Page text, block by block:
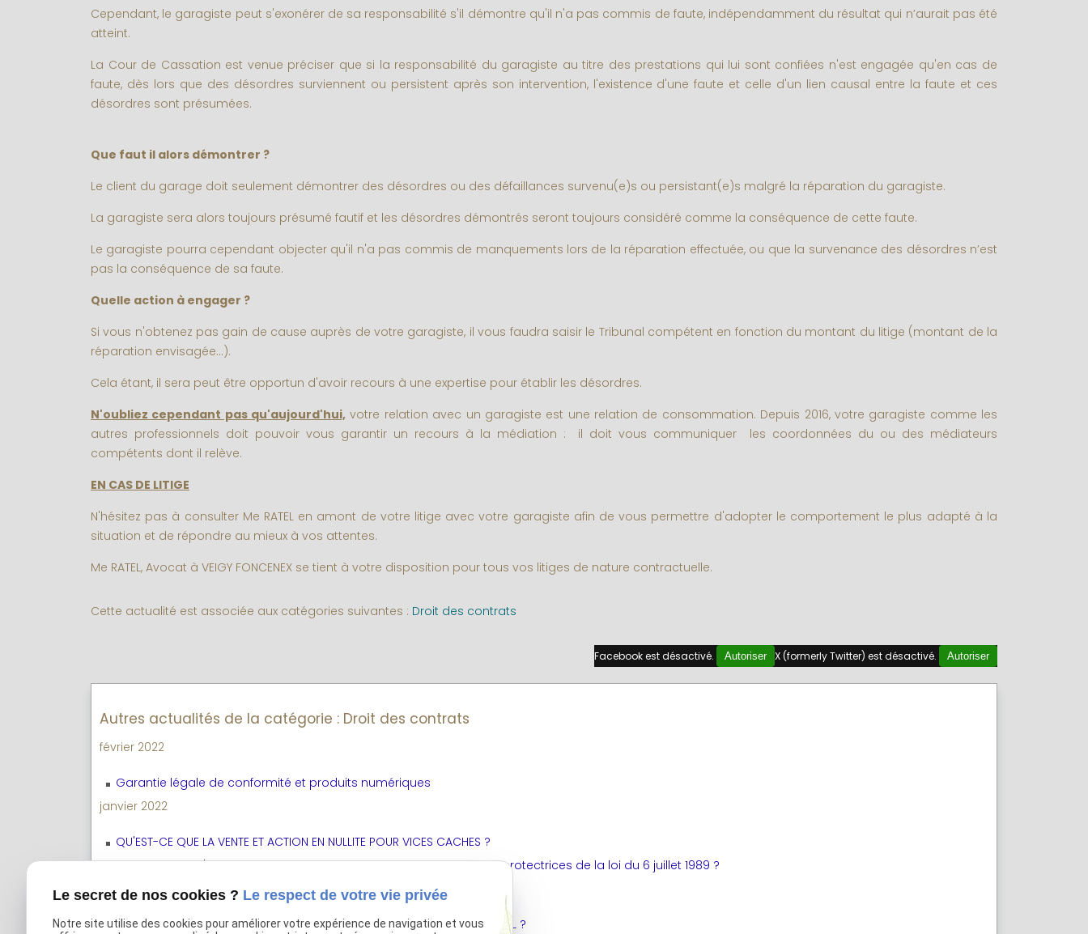
Cependant, le garagiste peut s'exonérer de sa responsabilité s'il démontre qu'il n'a pas commis de faute, indépendamment du résultat qui n’aurait pas été
atteint.
La Cour de Cassation est venue préciser que si la responsabilité du garagiste au titre des prestations qui lui sont confiées n'est engagée qu'en cas de
faute, dès lors que des désordres surviennent ou persistent après son intervention, l'existence d'une faute et celle d'un lien causal entre la faute et ces
désordres sont présumées.
Que faut il alors démontrer ?
Le client du garage doit seulement démontrer des désordres ou des défaillances survenu(e)s ou persistant(e)s malgré la réparation du garagiste.
La garagiste sera alors toujours présumé fautif et les désordres démontrés seront toujours considéré comme la conséquence de cette faute.
Le garagiste pourra cependant objecter qu'il n'a pas commis de manquements lors de la réparation effectuée, ou que la survenance des désordres n’est
pas la conséquence de sa faute.
Quelle action à engager ?
Si vous n'obtenez pas gain de cause auprès de votre garagiste, il vous faudra saisir le Tribunal compétent en fonction du montant du litige (montant de la
réparation envisagée...).
Cela étant, il sera peut être opportun d'avoir recours à une expertise pour établir les désordres.
N'oubliez cependant pas qu'aujourd'hui, votre relation avec un garagiste est une relation de consommation. Depuis 2016, votre garagiste comme les
autres professionnels doit pouvoir vous garantir un recours à la médiation : il doit vous communiquer les coordonnées du ou des médiateurs
compétents dont il relève.
EN CAS DE LITIGE
N'hésitez pas à consulter Me RATEL en amont de votre litige avec votre garagiste afin de vous permettre d'adopter le comportement le plus adapté à la
situation et de répondre au mieux à vos attentes.
Me RATEL, Avocat à VEIGY FONCENEX se tient à votre disposition pour tous vos litiges de nature contractuelle.
Cette actualité est associée aux catégories suivantes : Droit des contrats
X (formerly Twitter) est désactivé. Autoriser
Facebook est désactivé. Autoriser
Autres actualités de la catégorie : Droit des contrats
février 2022
Garantie légale de conformité et produits numériques
janvier 2022
QU'EST-CE QUE LA VENTE ET ACTION EN NULLITE POUR VICES CACHES ?
Le bail verbal d'habitation est il valable et soumis aux dispositions protectrices de la loi du 6 juillet 1989 ?
août 2021
A QUOI SERT DE VERSER UN DEPOT DE GARANTIE DANS UN CONTRAT DE BAIL ?
Le secret de nos cookies ? Le respect de votre vie privée
Notre site utilise des cookies pour améliorer votre expérience de navigation et vous